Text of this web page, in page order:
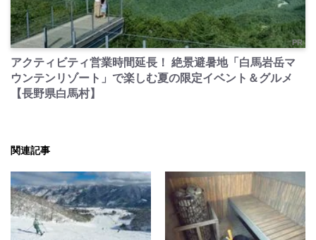
PR
アクティビティ営業時間延長！ 絶景避暑地「白馬岩岳マ
ウンテンリゾート」で楽しむ夏の限定イベント＆グルメ
【長野県白馬村】
関連記事